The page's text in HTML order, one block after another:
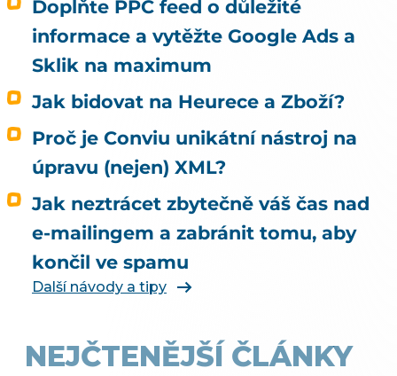
odpovídá na jinou otázku, než si většina lidí
myslí. Kvalitní data rozhodují o tom, jestli vás
umělá inteligence doporučí. To, jestli u vás
článek je proto o nakupování, ne o
doporučování. Odpovídá na tři otázky: Může u
mě agent nakoupit už dnes, i když jsem to
nikde nepovolil? Co bych musel udělat, aby u
mě mohl nakupovat oficiálně, a vyplatí se to?
Kdo zaplatí škodu, když agent koupí něco
jiného, než měl? Jak vás má umělá inteligence
vůbec najít a doporučit, řeší téma SEO a UX pro
e-shop. Čím konkrétně naplnit produktová
Doplňte PPC feed o důležité
informace a vytěžte Google Ads a
Sklik na maximum
Jak bidovat na Heurece a Zboží?
Proč je Conviu unikátní nástroj na
úpravu (nejen) XML?
Jak neztrácet zbytečně váš čas nad
e-mailingem a zabránit tomu, aby
končil ve spamu
Další návody a tipy
NEJČTENĚJŠÍ ČLÁNKY